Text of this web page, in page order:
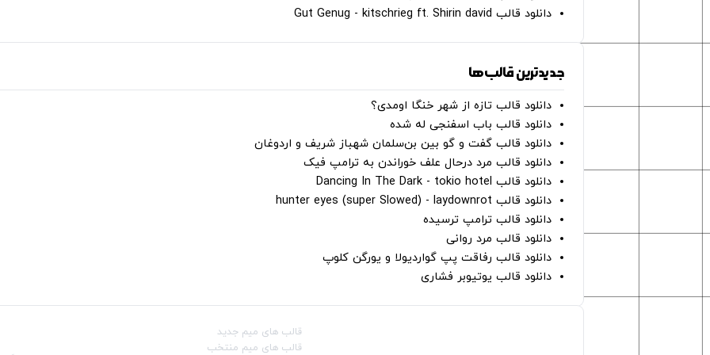
دانلود قالب Gut Genug - kitschrieg ft. Shirin david
جدیدترین قالب‌ها
دانلود قالب تازه از شهر خنگا اومدی؟
دانلود قالب باب اسفنجی له شده
دانلود قالب گفت و گو بین بن‌سلمان شهباز شریف و اردوغان
دانلود قالب مرد درحال علف خوراندن به ترامپ فیک
دانلود قالب Dancing In The Dark - tokio hotel
دانلود قالب hunter eyes (super Slowed) - laydownrot
دانلود قالب ترامپ ترسیده
دانلود قالب مرد روانی
دانلود قالب رفاقت پپ گواردیولا و یورگن کلوپ
دانلود قالب یوتیوبر فشاری
قالب‌ های میم جدید
قالب‌ های میم منتخب